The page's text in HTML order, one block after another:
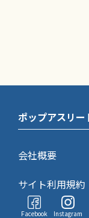
ポップアスリー
会社概要
サイト利用規約
Facebook Instagram